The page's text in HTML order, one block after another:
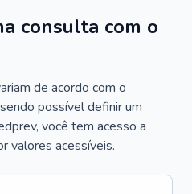
consulta com o
de acordo com o
possível definir um
você tem acesso a
valores acessíveis.